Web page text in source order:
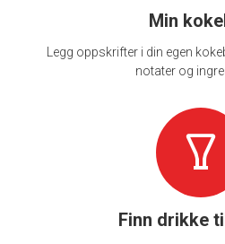
Min
Legg oppskrifter i din egen
notater og
Finn drikke